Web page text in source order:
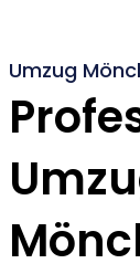
Umzug